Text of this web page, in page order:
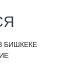
БИШКЕКЕ